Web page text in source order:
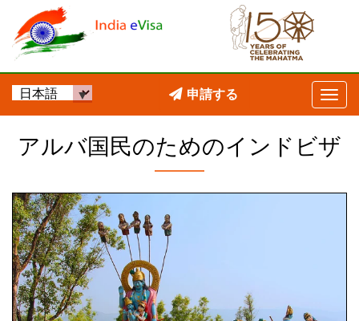
申請する
アルバ国民のためのインドビザ